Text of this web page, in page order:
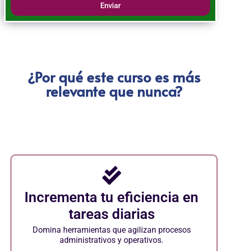
Enviar
¿Por qué este curso es más
relevante que nunca?
Incrementa tu eficiencia en
tareas diarias
Domina herramientas que agilizan procesos
administrativos y operativos.